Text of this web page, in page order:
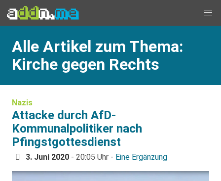
Alle Artikel zum Thema:
Kirche gegen Rechts
Nazis
Attacke durch AfD-
Kommunalpolitiker nach
Pfingstgottesdienst
3. Juni 2020 - 20:05 Uhr - Eine Ergänzung